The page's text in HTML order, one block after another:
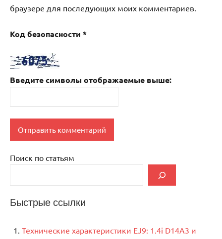
браузере для последующих моих комментариев.
Код безопасности *
Введите символы отображаемые выше:
Поиск по статьям
Быстрые ссылки
Технические характеристики EJ9: 1.4i D14A3 и